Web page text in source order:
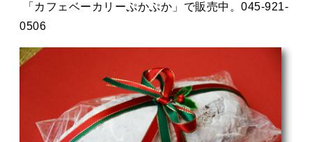
「カフェベーカリーぷかぷか」で販売中。045-921-
0506